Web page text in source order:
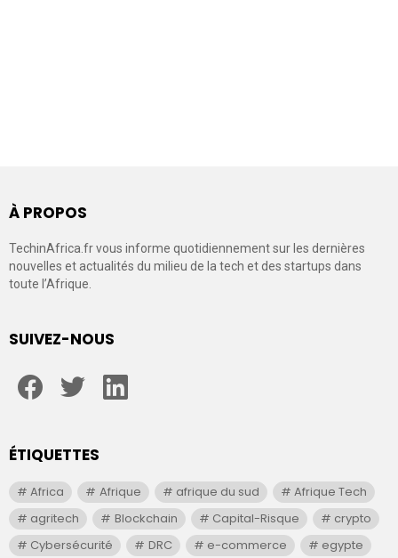
À PROPOS
TechinAfrica.fr vous informe quotidiennement sur les dernières
nouvelles et actualités du milieu de la tech et des startups dans
toute l’Afrique.
SUIVEZ-NOUS
ÉTIQUETTES
Africa Afrique afrique du sud
Afrique Tech
agritech
Blockchain Capital-Risque
crypto
Cybersécurité
DRC e-commerce
egypte